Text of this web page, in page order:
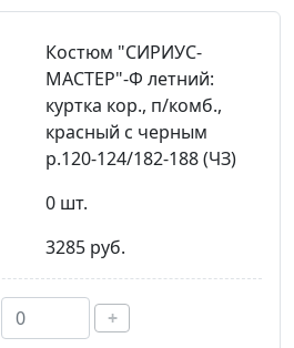
Костюм "СИРИУС-
МАСТЕР"-Ф летний:
куртка кор., п/комб.,
красный с черным
р.120-124/182-188 (ЧЗ)
0 шт.
3285 руб.
+